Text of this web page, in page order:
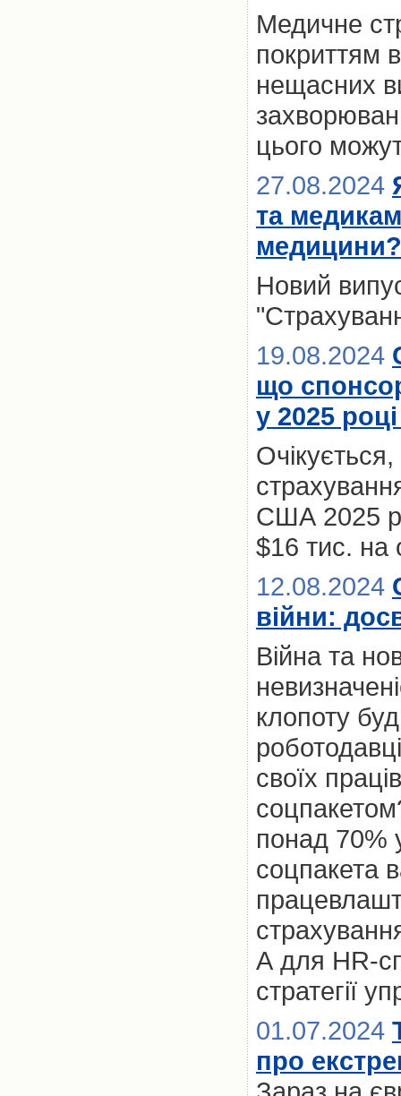
Медичне
покриттям
нещасних
цього
27.08.2024
та
медицини?
Новий
19.08.2024
що
у 2025
США 2025
$16 тис. на
12.08.2024
війни:
Війна та
клопоту
своїх
понад 70%
соцпакета
А для HR-
стратегії
01.07.2024
про